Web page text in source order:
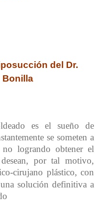
del Dr.
Bonilla
es el sueño de
se someten a
logrando obtener el
por tal motivo,
cirujano plástico, con
solución definitiva a